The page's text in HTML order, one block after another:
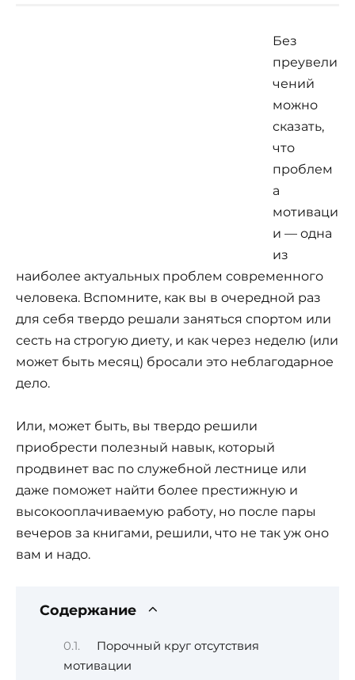
Без
преувели
чений
можно
сказать,
что
проблем
а
мотиваци
и — одна
из
наиболее актуальных проблем современного
человека. Вспомните, как вы в очередной раз
для себя твердо решали заняться спортом или
сесть на строгую диету, и как через неделю (или
может быть месяц) бросали это неблагодарное
дело.
Или, может быть, вы твердо решили
приобрести полезный навык, который
продвинет вас по служебной лестнице или
даже поможет найти более престижную и
высокооплачиваемую работу, но после пары
вечеров за книгами, решили, что не так уж оно
вам и надо.
Содержание
Порочный круг отсутствия
мотивации